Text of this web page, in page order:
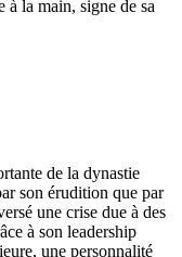
la main, signe de sa
de la dynastie
son érudition que par
une crise due à des
à son leadership
une personnalité